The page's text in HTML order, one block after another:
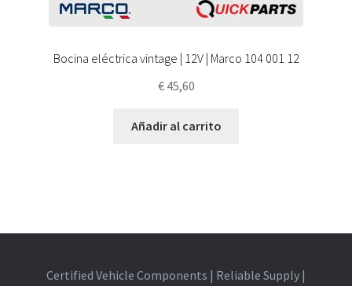
Bocina eléctrica vintage | 12V | Marco 104 001 12
€45,60
Añadir al carrito
Certified Vehicle Components | Reliable Supply |